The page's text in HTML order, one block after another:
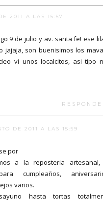
2011 A LAS 15:57
9 de julio y av. santa fe! ese
jajaja, son buenisimos los
vi unos localcitos, asi tipo
DE 2011 A LAS 15:59
por
a la reposteria
cumpleaños,
varios.
hasta tortas